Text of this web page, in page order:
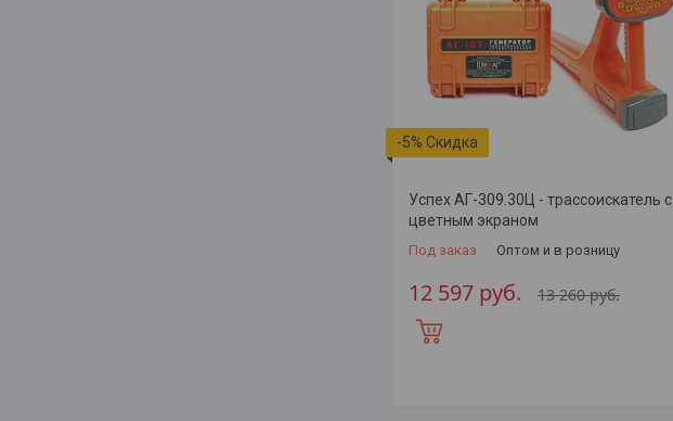
-5%
Успех АГ-309.30Ц - трассоискатель с
цветным экраном
Под заказ Оптом и в розницу
13 260руб.
12 597 руб.